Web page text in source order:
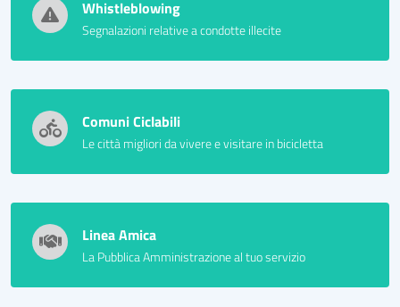
Whistleblowing
Segnalazioni relative a condotte illecite
Comuni Ciclabili
Le città migliori da vivere e visitare in bicicletta
Linea Amica
La Pubblica Amministrazione al tuo servizio